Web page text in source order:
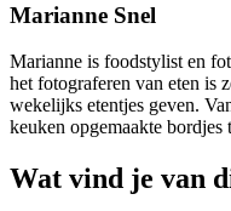
Marianne Snel
Marianne is foodstylist en
het fotograferen van eten is
wekelijks etentjes geven.
keuken opgemaakte bordjes
Wat vind je van